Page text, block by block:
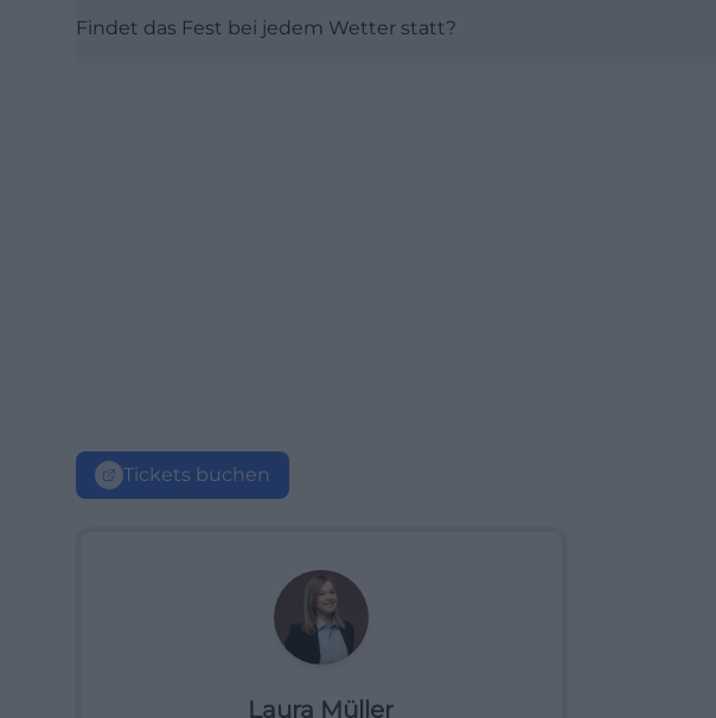
Findet das Fest bei jedem Wetter statt?
Tickets buchen
Laura Müller